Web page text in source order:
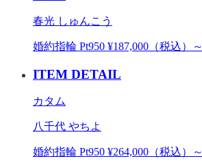
春光 しゅんこう
婚約指輪 Pt950 ¥187,000（税込）～
ITEM DETAIL
カタム
八千代 やちよ
婚約指輪 Pt950 ¥264,000（税込）～